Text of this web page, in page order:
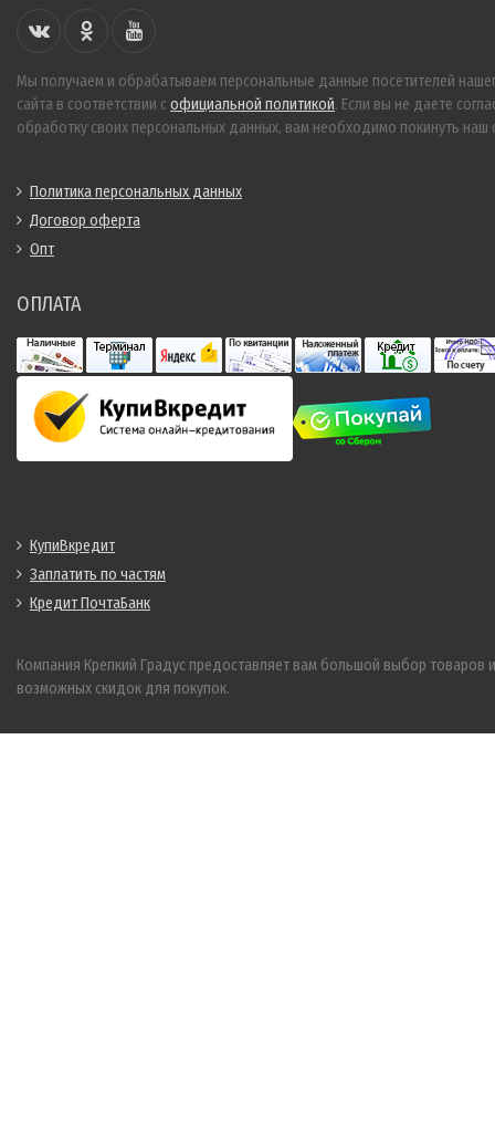
Мы получаем и обрабатываем персональные данные посетителей
сайта в соответствии с официальной политикой. Если вы не даете
обработку своих персональных данных, вам необходимо покинуть наш
Политика персональных данных
Договор оферта
Опт
ОПЛАТА
КупиВкредит
Заплатить по частям
Кредит ПочтаБанк
Компания Крепкий Градус предоставляет вам большой выбор товаров и
возможных скидок для покупок.